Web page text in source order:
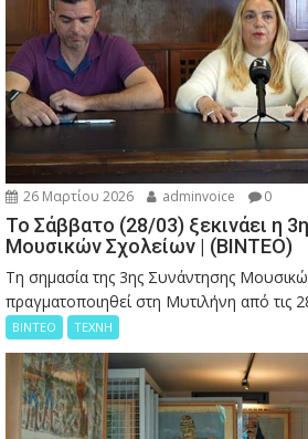
26 Μαρτίου 2026 adminvoice 0
Το Σάββατο (28/03) ξεκινάει η
Μουσικών Σχολείων | (ΒΙΝΤΕΟ)
Τη σημασία της 3ης Συνάντησης
πραγματοποιηθεί στη Μυτιλήνη από τις
ΒΙΝΤΕΟ ΤΕΧΝΗ